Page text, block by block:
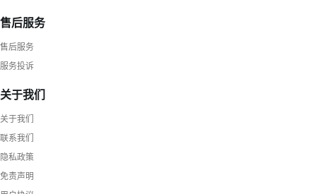
售后服务
售后服务
服务投诉
关于我们
关于我们
联系我们
隐私政策
免责声明